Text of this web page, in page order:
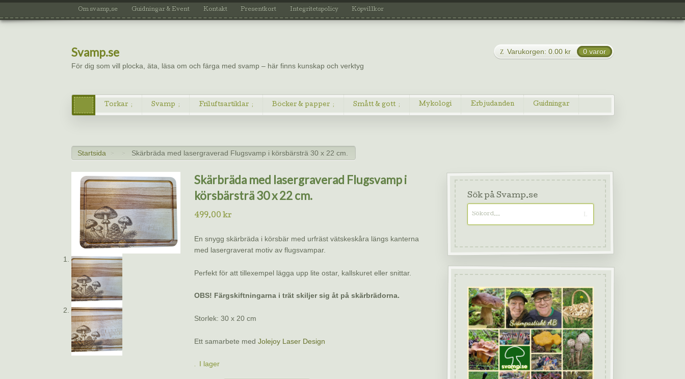
Om svamp.se Guidningar & Event Kontakt Presentkort Integritetspolicy Köpvillkor
Svamp.se
För dig som vill plocka, äta, läsa om och färga med svamp – här finns kunskap och verktyg
Varukorgen: 0.00 kr 0 varor
Torkar Svamp Friluftsartiklar Böcker & papper Smått & gott Mykologi Erbjudanden Guidningar
Startsida > > Skärbräda med lasergraverad Flugsvamp i körsbärsträ 30 x 22 cm.
Skärbräda med lasergraverad Flugsvamp i
körsbärsträ 30 x 22 cm.
499.00 kr
En snygg skärbräda i körsbär med urfräst vätskeskåra längs kanterna
med lasergraverat motiv av flugsvampar.
Perfekt för att tillexempel lägga upp lite ostar, kallskuret eller snittar.
OBS! Färgskiftningarna i trät skiljer sig åt på skärbrädorna.
Storlek: 30 x 20 cm
Ett samarbete med Jolejoy Laser Design
I lager
Sök på Svamp.se